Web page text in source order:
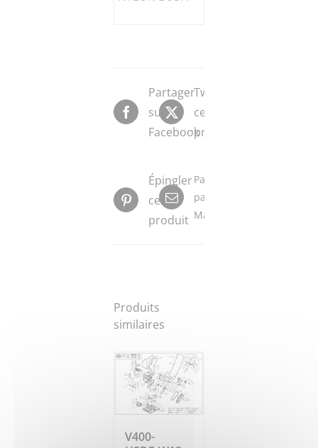
Partager
sur
Facebook
Tweeter
ce
produit
Épingler
ce
produit
Partager
par
Mail
Produits
similaires
V400-